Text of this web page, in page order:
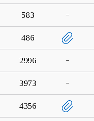
583
486
2996
3973
4356